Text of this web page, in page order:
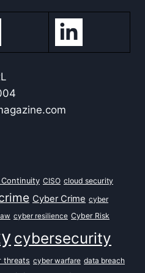
Continuity CISO cloud security
Cyber Crime cyber
cyber resilience Cyber Risk
cybersecurity
threats cyber warfare data breach